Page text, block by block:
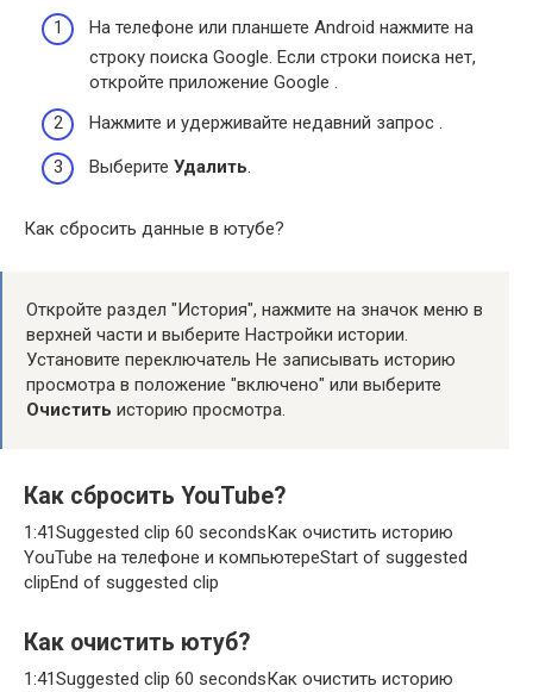
На телефоне или планшете Android нажмите на
строку поиска Google. Если строки поиска нет,
откройте приложение Google .
Нажмите и удерживайте недавний запрос .
Выберите Удалить.
Как сбросить данные в ютубе?
Откройте раздел "История", нажмите на значок меню в
верхней части и выберите Настройки истории.
Установите переключатель Не записывать историю
просмотра в положение "включено" или выберите
Очистить историю просмотра.
Как сбросить YouTube?
1:41Suggested clip 60 secondsКак очистить историю
YouTube на телефоне и компьютереStart of suggested
clipEnd of suggested clip
Как очистить ютуб?
1:41Suggested clip 60 secondsКак очистить историю